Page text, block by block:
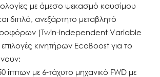
με άμεσο ψεκασμό καυσίμου
διπλό, ανεξάρτητο μεταβλητό
(Twin-independent Variable
κινητήρων EcoBoost για το
ίππων με 6-τάχυτο μηχανικό FWD με